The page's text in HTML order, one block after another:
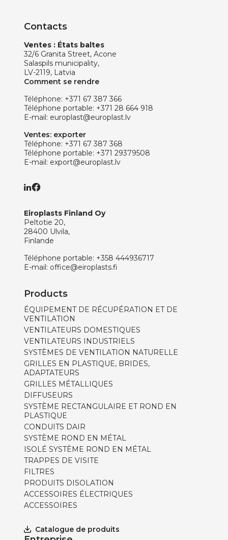
Contacts
Ventes : États baltes
32/6 Granita Street, Acone
Salaspils municipality,
LV-2119, Latvia
Comment se rendre
Téléphone: +371 67 387 366
Téléphone portable: +371 28 664 918
E-mail: europlast@europlast.lv
Ventes: exporter
Téléphone: +371 67 387 368
Téléphone portable: +371 29379508
E-mail: export@europlast.lv
Eiroplasts Finland Oy
Peltotie 20,
28400 Ulvila,
Finlande
Téléphone portable: +358 444936717
E-mail: office@eiroplasts.fi
Products
ÉQUIPEMENT DE RÉCUPÉRATION ET DE
VENTILATION
VENTILATEURS DOMESTIQUES
VENTILATEURS INDUSTRIELS
SYSTÈMES DE VENTILATION NATURELLE
GRILLES EN PLASTIQUE, BRIDES,
ADAPTATEURS
GRILLES MÉTALLIQUES
DIFFUSEURS
SYSTÈME RECTANGULAIRE ET ROND EN
PLASTIQUE
CONDUITS DAIR
SYSTÈME ROND EN MÉTAL
ISOLÉ SYSTÈME ROND EN MÉTAL
TRAPPES DE VISITE
FILTRES
PRODUITS DISOLATION
ACCESSOIRES ÉLECTRIQUES
ACCESSOIRES
Catalogue de produits